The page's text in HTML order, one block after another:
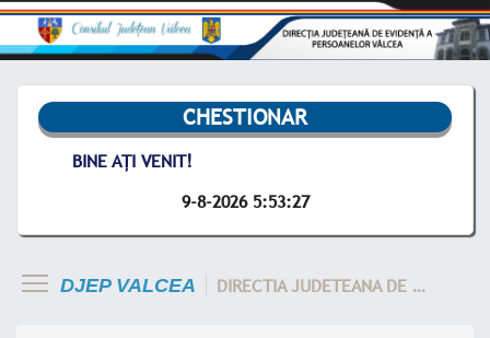
CHESTIONAR
BINE AȚI VENIT!
9-8-2026 5:53:27
DJEP VALCEA DIRECTIA JUDETEANA DE EVIDENTA A PERSOANELOR VALCEA